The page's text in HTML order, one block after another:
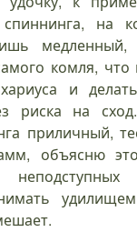
на
медленный,
комля, что
и
риска на
приличный,
объясню